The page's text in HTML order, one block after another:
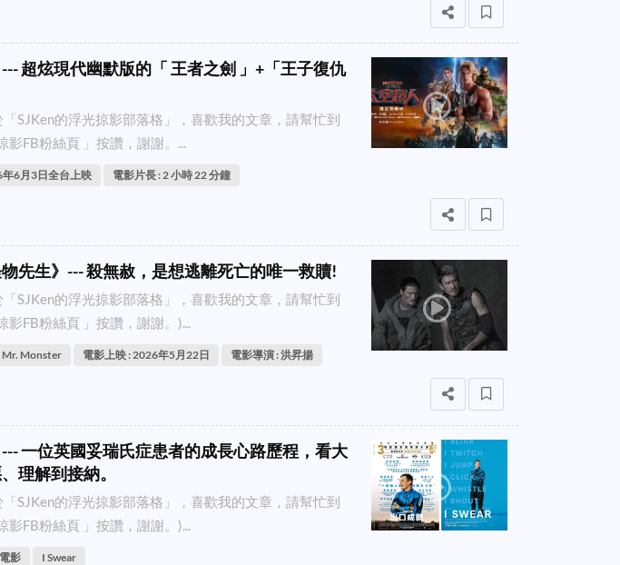
--- 超炫現代幽默版的「 王者之劍 」+「王子復仇
SJKen的浮光掠影部落格」，喜歡我的文章，請幫忙到
影FB粉絲頁 」按讚，謝謝。...
6月3日全台上映 電影片長 : 2 小時 22 分鐘
物先生》--- 殺無赦，是想逃離死亡的唯一救贖!
SJKen的浮光掠影部落格」，喜歡我的文章，請幫忙到
影FB粉絲頁 」按讚，謝謝。)...
Monster 電影上映 : 2026年5月22日 電影導演 : 洪昇揚
--- 一位英國妥瑞氏症患者的成長心路歷程，看大
理解到接納。
SJKen的浮光掠影部落格」，喜歡我的文章，請幫忙到
影FB粉絲頁 」按讚，謝謝。)...
影 I Swear